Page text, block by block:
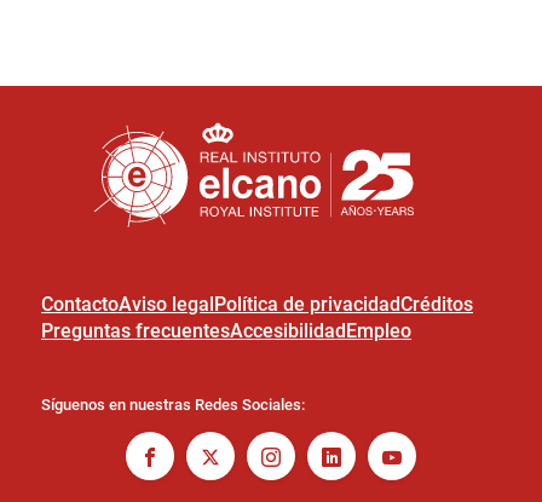
ContactoAviso legalPolítica de privacidadCréditos
Preguntas frecuentesAccesibilidadEmpleo
Síguenos en nuestras Redes Sociales: